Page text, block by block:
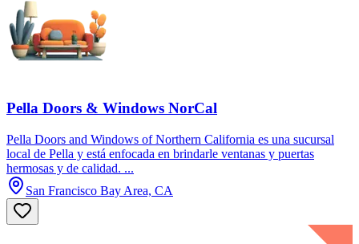
Pella Doors & Windows NorCal
Pella Doors and Windows of Northern California es una sucursal
local de Pella y está enfocada en brindarle ventanas y puertas
hermosas y de calidad. ...
San Francisco Bay Area, CA